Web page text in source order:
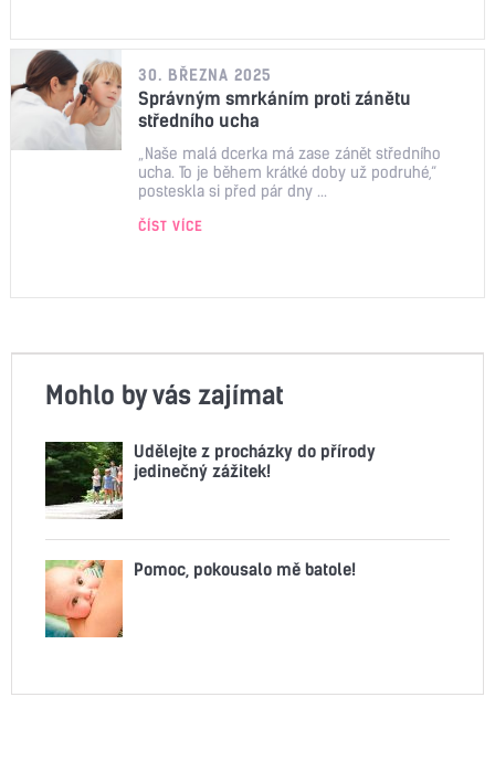
30. BŘEZNA 2025
Správným smrkáním proti zánětu
středního ucha
„Naše malá dcerka má zase zánět středního
ucha. To je během krátké doby už podruhé,“
posteskla si před pár dny ...
ČÍST VÍCE
Mohlo by vás zajímat
Udělejte z procházky do přírody
jedinečný zážitek!
Pomoc, pokousalo mě batole!